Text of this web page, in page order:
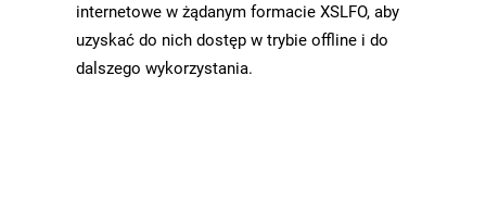
internetowe w żądanym formacie XSLFO, aby
uzyskać do nich dostęp w trybie offline i do
dalszego wykorzystania.